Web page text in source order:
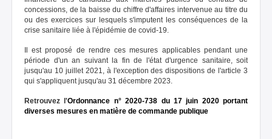
concessions, de la baisse du chiffre d'affaires intervenue au titre du
ou des exercices sur lesquels s'imputent les conséquences de la
crise sanitaire liée à l'épidémie de covid-19.
Il est proposé de rendre ces mesures applicables pendant une
période d'un an suivant la fin de l'état d'urgence sanitaire, soit
jusqu'au 10 juillet 2021, à l'exception des dispositions de l'article 3
qui s'appliquent jusqu'au 31 décembre 2023.
Retrouvez l'Ordonnance n° 2020-738 du 17 juin 2020portant
diverses mesures en matière de commande publique